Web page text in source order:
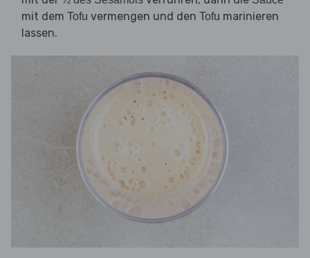
mit dem Tofu vermengen und den Tofu marinieren
lassen.